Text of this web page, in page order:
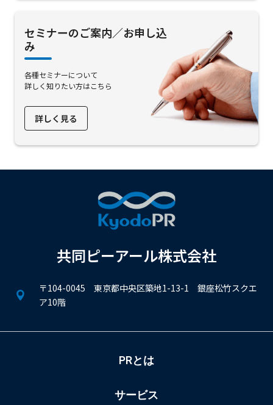
セミナーのご案内／お申し込
み
各種セミナーについて
詳しく知りたい方はこちら
詳しく見る
共同ピーアール株式会社
〒104-0045 東京都中央区築地1-13-1 銀座松竹スクエ
ア10階
PRとは
サービス